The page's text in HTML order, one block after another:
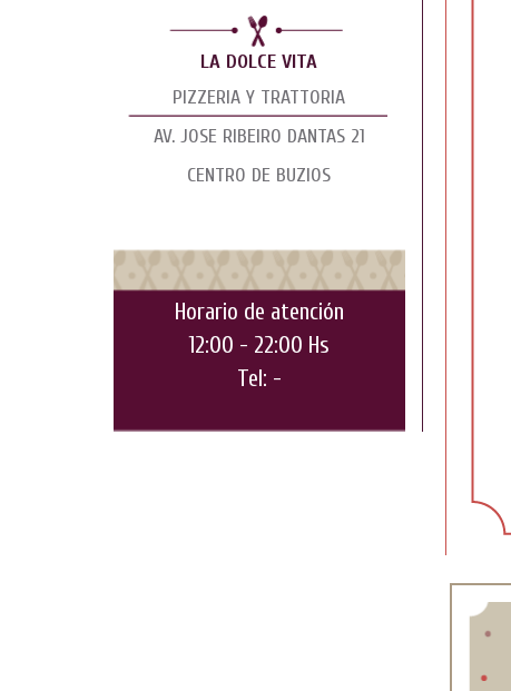
LA DOLCE VITA
PIZZERIA Y TRATTORIA
AV. JOSE RIBEIRO DANTAS 21
CENTRO DE BUZIOS
Horario de atención
12:00 - 22:00 Hs
Tel: -